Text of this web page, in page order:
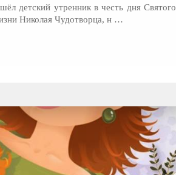
детский утренник в честь дня Святого
Николая Чудотворца, н …